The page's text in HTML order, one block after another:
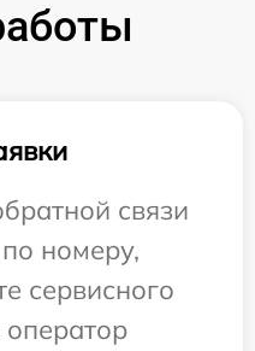
связи
номеру,
сервисного